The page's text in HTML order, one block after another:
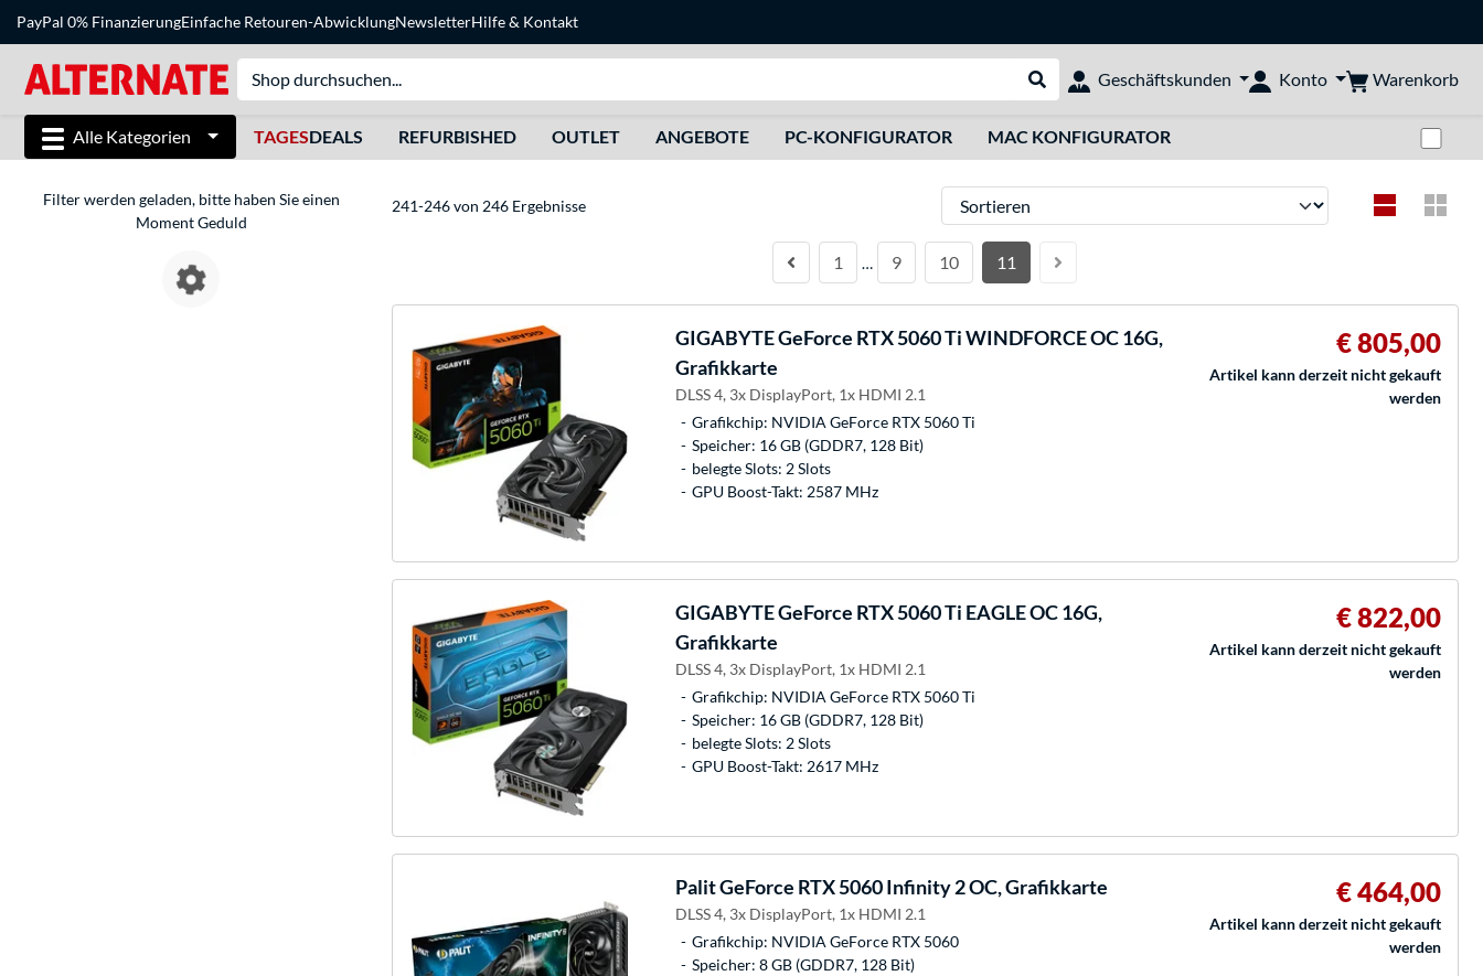
PayPal 0% FinanzierungEinfache Retouren-AbwicklungNewsletterHilfe& Kontakt
Suche durchführen
Geschäftskunden Konto Warenkorb
Alle Kategorien TAGESDEALS REFURBISHED OUTLET ANGEBOTE PC-KONFIGURATOR MAC KONFIGURATOR
Filter werden geladen, bitte haben Sie einen
Moment Geduld
241-246 von 246 Ergebnisse Sortieren
1 … 9 10 11
GIGABYTEGeForce RTX 5060 Ti WINDFORCE OC 16G,
Grafikkarte
DLSS 4, 3x DisplayPort, 1x HDMI 2.1
Grafikchip: NVIDIA GeForce RTX 5060 Ti
Speicher: 16 GB (GDDR7, 128 Bit)
belegte Slots: 2 Slots
GPU Boost-Takt: 2587 MHz
€ 805,00
Artikel kann derzeit nicht gekauft
werden
GIGABYTEGeForce RTX 5060 Ti EAGLE OC 16G,
Grafikkarte
DLSS 4, 3x DisplayPort, 1x HDMI 2.1
Grafikchip: NVIDIA GeForce RTX 5060 Ti
Speicher: 16 GB (GDDR7, 128 Bit)
belegte Slots: 2 Slots
GPU Boost-Takt: 2617 MHz
€ 822,00
Artikel kann derzeit nicht gekauft
werden
PalitGeForce RTX 5060 Infinity 2 OC, Grafikkarte
DLSS 4, 3x DisplayPort, 1x HDMI 2.1
Grafikchip: NVIDIA GeForce RTX 5060
Speicher: 8 GB (GDDR7, 128 Bit)
€ 464,00
Artikel kann derzeit nicht gekauft
werden